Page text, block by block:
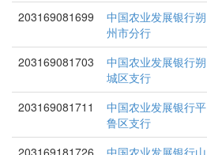
203169081699
中国农业发展银行朔
州市分行
203169081703
中国农业发展银行朔
城区支行
203169081711
中国农业发展银行平
鲁区支行
203169181726 中国农业发展银行山